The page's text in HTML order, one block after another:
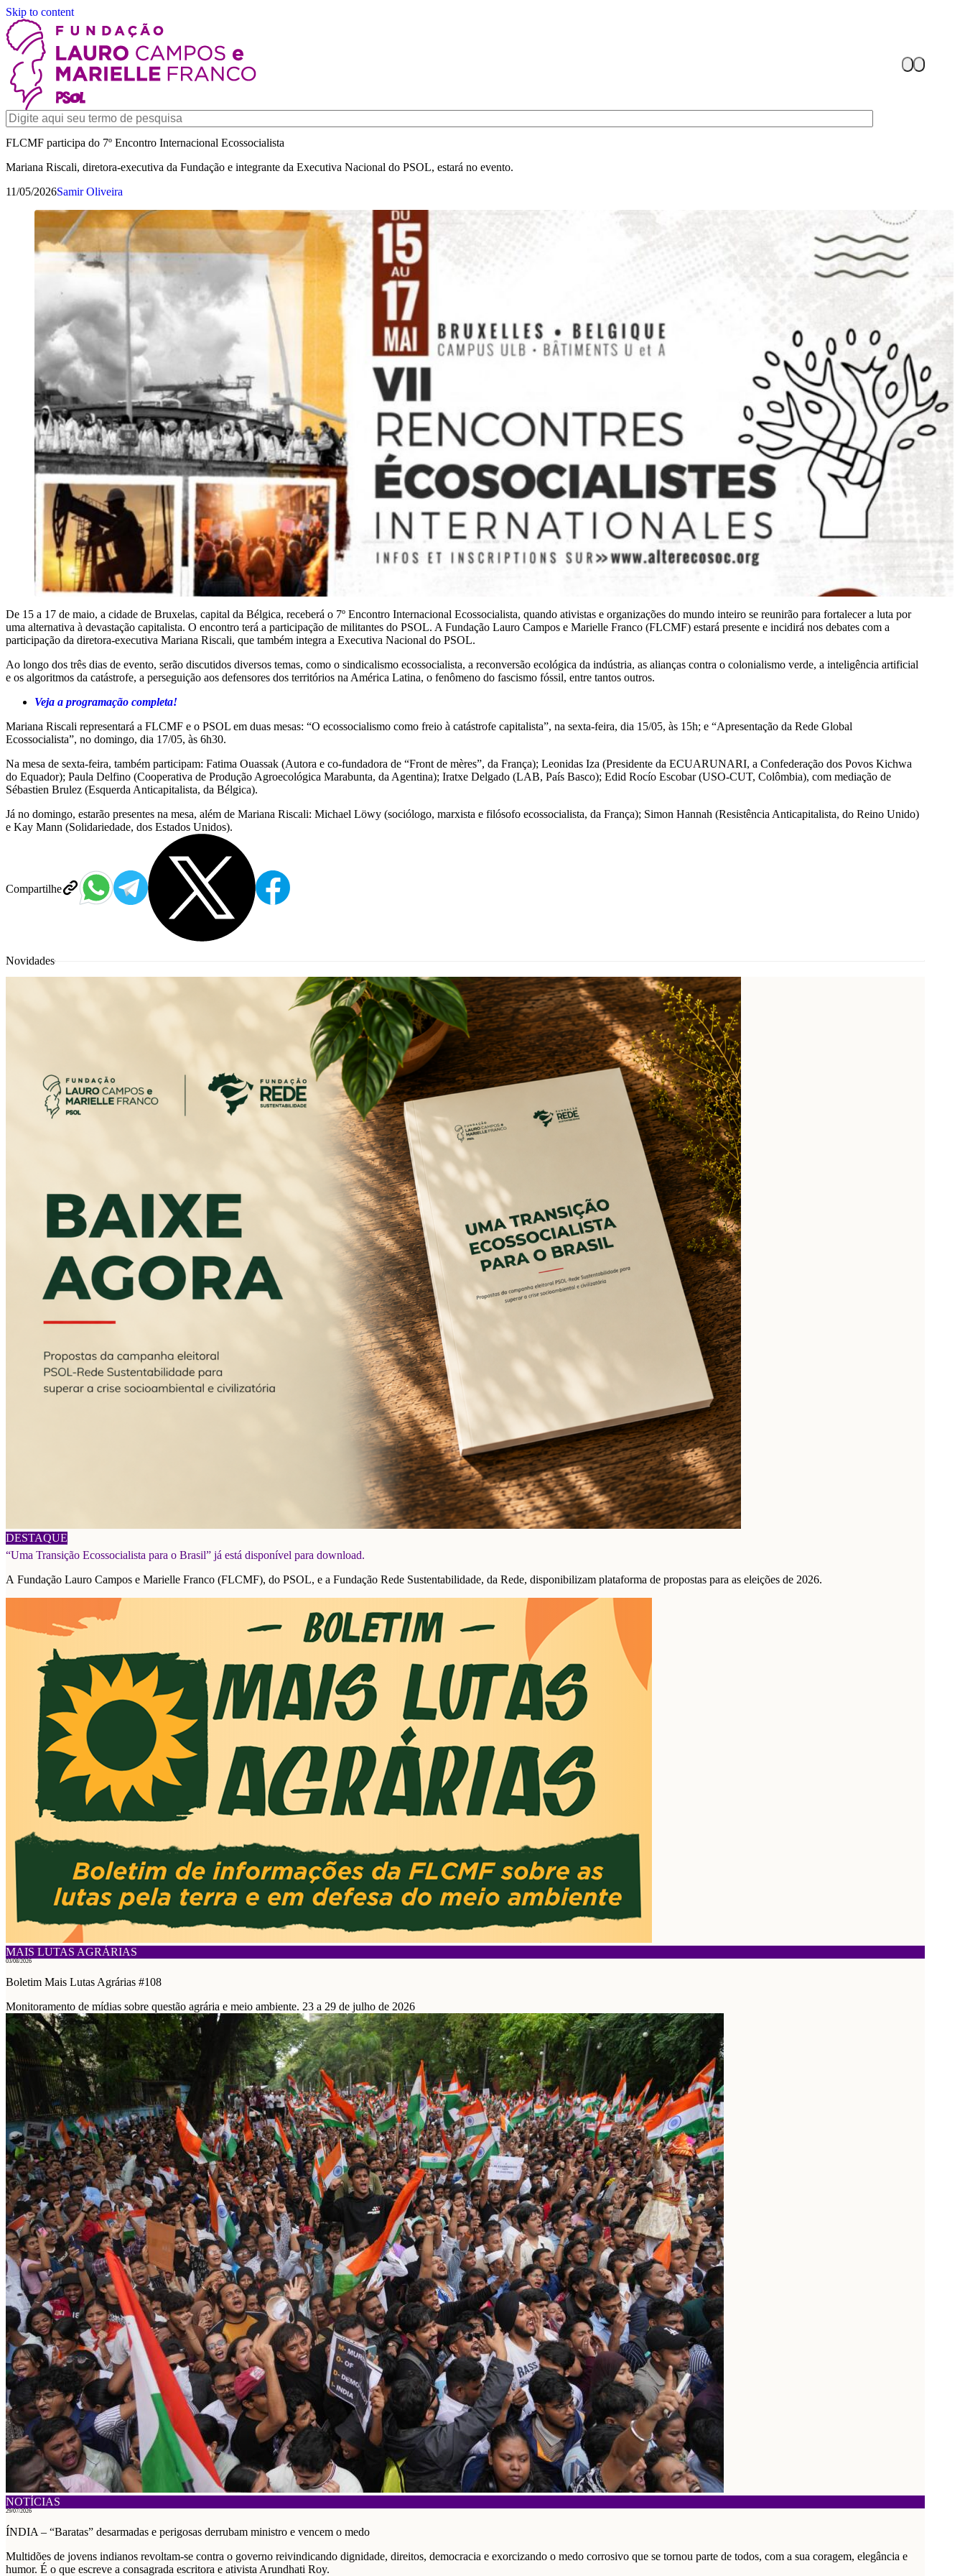
Skip to content
FLCMF participa do 7º Encontro Internacional Ecossocialista
Mariana Riscali, diretora-executiva da Fundação e integrante da Executiva Nacional do PSOL, estará no evento.
11/05/2026Samir Oliveira
Compartilhe
De 15 a 17 de maio, a cidade de Bruxelas, capital da Bélgica, receberá o 7º Encontro Internacional Ecossocialista, quando ativistas e organizações do mundo inteiro se reunirão para fortalecer a luta por
uma alternativa à devastação capitalista. O encontro terá a participação de militantes do PSOL. A Fundação Lauro Campos e Marielle Franco (FLCMF) estará presente e incidirá nos debates com a
participação da diretora-executiva Mariana Riscali, que também integra a Executiva Nacional do PSOL.
Ao longo dos três dias de evento, serão discutidos diversos temas, como o sindicalismo ecossocialista, a reconversão ecológica da indústria, as alianças contra o colonialismo verde, a inteligência artificial
e os algoritmos da catástrofe, a perseguição aos defensores dos territórios na América Latina, o fenômeno do fascismo fóssil, entre tantos outros.
Veja a programação completa!
Mariana Riscali representará a FLCMF e o PSOL em duas mesas: “O ecossocialismo como freio à catástrofe capitalista”, na sexta-feira, dia 15/05, às 15h; e “Apresentação da Rede Global
Ecossocialista”, no domingo, dia 17/05, às 6h30.
Na mesa de sexta-feira, também participam: Fatima Ouassak (Autora e co-fundadora de “Front de mères”, da França); Leonidas Iza (Presidente da ECUARUNARI, a Confederação dos Povos Kichwa
do Equador); Paula Delfino (Cooperativa de Produção Agroecológica Marabunta, da Agentina); Iratxe Delgado (LAB, País Basco); Edid Rocío Escobar (USO-CUT, Colômbia), com mediação de
Sébastien Brulez (Esquerda Anticapitalista, da Bélgica).
Já no domingo, estarão presentes na mesa, além de Mariana Riscali: Michael Löwy (sociólogo, marxista e filósofo ecossocialista, da França); Simon Hannah (Resistência Anticapitalista, do Reino Unido)
e Kay Mann (Solidariedade, dos Estados Unidos).
Novidades
DESTAQUE
06/08/2026
“Uma Transição Ecossocialista para o Brasil” já está disponível para download.
A Fundação Lauro Campos e Marielle Franco (FLCMF), do PSOL, e a Fundação Rede Sustentabilidade, da Rede, disponibilizam plataforma de propostas para as eleições de 2026.
MAIS LUTAS AGRÁRIAS
03/08/2026
Boletim Mais Lutas Agrárias #108
Monitoramento de mídias sobre questão agrária e meio ambiente. 23 a 29 de julho de 2026
NOTÍCIAS
29/07/2026
ÍNDIA – “Baratas” desarmadas e perigosas derrubam ministro e vencem o medo
Multidões de jovens indianos revoltam-se contra o governo reivindicando dignidade, direitos, democracia e exorcizando o medo corrosivo que se tornou parte de todos, com a sua coragem, elegância e
humor. É o que escreve a consagrada escritora e ativista Arundhati Roy.